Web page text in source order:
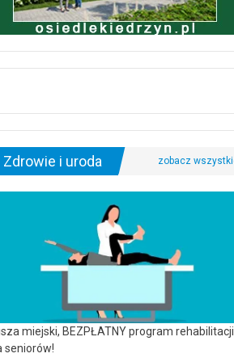
Zdrowie i uroda
miejski, BEZPŁATNY program rehabilitacji
seniorów!